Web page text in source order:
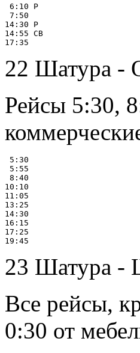
6:10 Р
7:50
14:30 Р
14:55 СВ
22 Шатура -
Рейсы 5:30,
5:30
5:55
8:40
10:10
11:05
13:25
14:30
16:15
17:25
23 Шатура -
Все рейсы,
0:30 от